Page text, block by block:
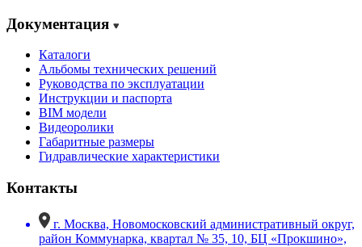
Документация
Каталоги
Альбомы технических решений
Руководства по эксплуатации
Инструкции и паспорта
BIM модели
Видеоролики
Габаритные размеры
Гидравлические характеристики
Контакты
г. Москва, Новомосковский административный округ,
район Коммунарка, квартал № 35, 10, БЦ «Прокшино»,